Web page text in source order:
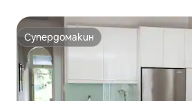
Супердомакин
Супердомакин